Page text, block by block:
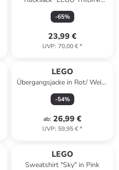
HAPPY" in Schwarz - (B)24 x
(H)31 x (T)10,5 cm
-65%
23,99 €
UVP: 70,00 €*
LEGO
Übergangsjacke in Rot/ Weiß/
Gelb/ Blau
-54%
ab: 26,99 €
UVP: 59,95 €*
LEGO
Sweatshirt "Sky" in Pink